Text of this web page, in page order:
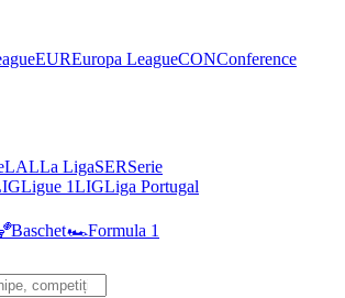
EUREuropa LeagueCONConference
LALLa LigaSERSerie
Ligue 1LIGLiga Portugal
Baschet🏎Formula 1